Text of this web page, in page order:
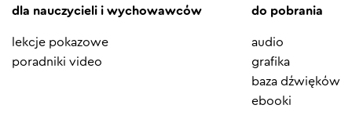
dla nauczycieli i wychowawców
lekcje pokazowe
poradniki video
do pobrania
audio
grafika
baza dźwięków
ebooki